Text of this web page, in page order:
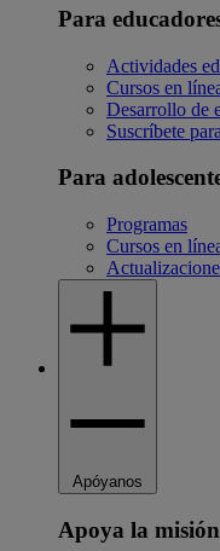
Para
Actividades
Cursos en
Desarrollo de
Suscríbete
Para
Programas
Cursos en
Apóyanos
Apoya la misión